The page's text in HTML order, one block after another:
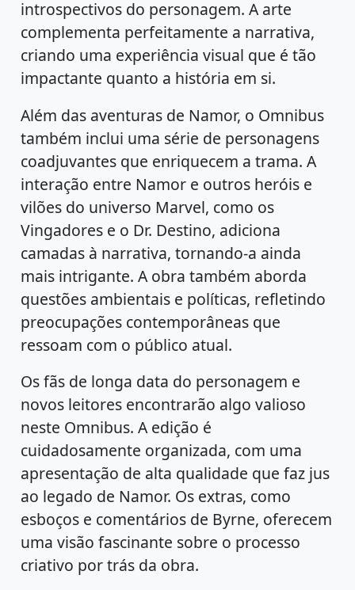
introspectivos do personagem. A arte
complementa perfeitamente a narrativa,
criando uma experiência visual que é tão
impactante quanto a história em si.
Além das aventuras de Namor, o Omnibus
também inclui uma série de personagens
coadjuvantes que enriquecem a trama. A
interação entre Namor e outros heróis e
vilões do universo Marvel, como os
Vingadores e o Dr. Destino, adiciona
camadas à narrativa, tornando-a ainda
mais intrigante. A obra também aborda
questões ambientais e políticas, refletindo
preocupações contemporâneas que
ressoam com o público atual.
Os fãs de longa data do personagem e
novos leitores encontrarão algo valioso
neste Omnibus. A edição é
cuidadosamente organizada, com uma
apresentação de alta qualidade que faz jus
ao legado de Namor. Os extras, como
esboços e comentários de Byrne, oferecem
uma visão fascinante sobre o processo
criativo por trás da obra.